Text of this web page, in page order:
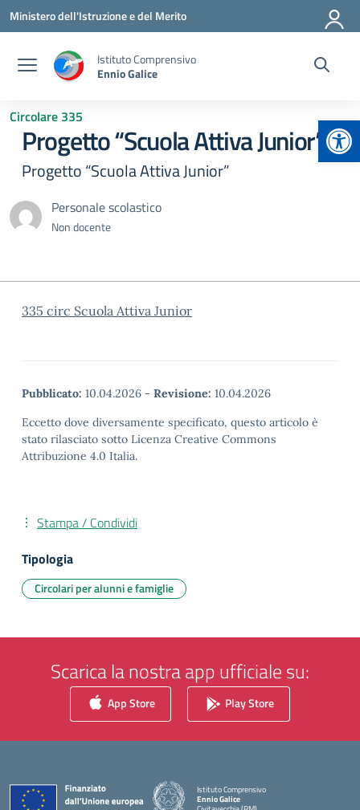
Vai ai contenuti
Vai al menu di navigazione
Vai al footer
Ministero dell'Istruzione e del Merito
Istituto Comprensivo
Ennio Galice
Circolare 335
Progetto “Scuola Attiva Junior”
Progetto “Scuola Attiva Junior”
Personale scolastico
Non docente
335 circ Scuola Attiva Junior
Pubblicato: 10.04.2026 - Revisione: 10.04.2026
Eccetto dove diversamente specificato, questo articolo è
stato rilasciato sotto Licenza Creative Commons
Attribuzione 4.0 Italia.
Stampa / Condividi
Tipologia
Circolari per alunni e famiglie
Scarica la nostra app ufficiale su:
App Store Play Store
Istituto Comprensivo
Ennio Galice